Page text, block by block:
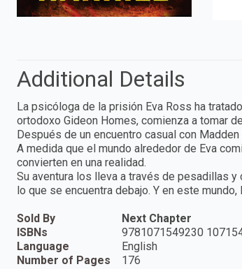
Additional Details
La psicóloga de la prisión Eva Ross ha
ortodoxo Gideon Homes, comienza a tomar
Después de un encuentro casual con
A medida que el mundo alrededor de Eva
convierten en una realidad.
Su aventura los lleva a través de pesadillas
lo que se encuentra debajo. Y en este
Sold By
Next Chapter
ISBNs
9781071549230
Language
English
Number of Pages
176